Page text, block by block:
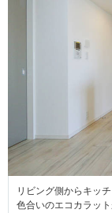
リビング側からキッ
色合いのエコカラッ